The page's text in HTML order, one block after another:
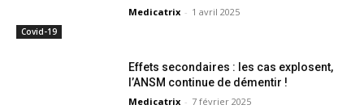
Covid-19
Medicatrix - 1 avril 2025
Effets secondaires : les cas explosent,
l’ANSM continue de démentir !
Medicatrix - 7 février 2025